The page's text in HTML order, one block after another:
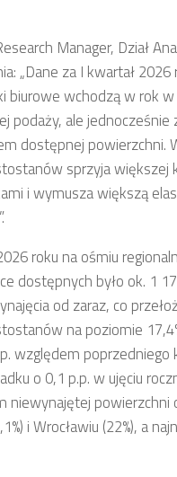
Manager, Dział
„Dane za I kwartał 2026
biurowe wchodzą w rok
podaży, ale jednocześnie
dostępnej powierzchni.
sprzyja większej
i wymusza większą
roku na ośmiu
dostępnych było ok. 1
od zaraz, co
na poziomie
względem poprzedniego
o 0,1 p.p. w ujęciu
niewynajętej
i Wrocławiu (22%), a